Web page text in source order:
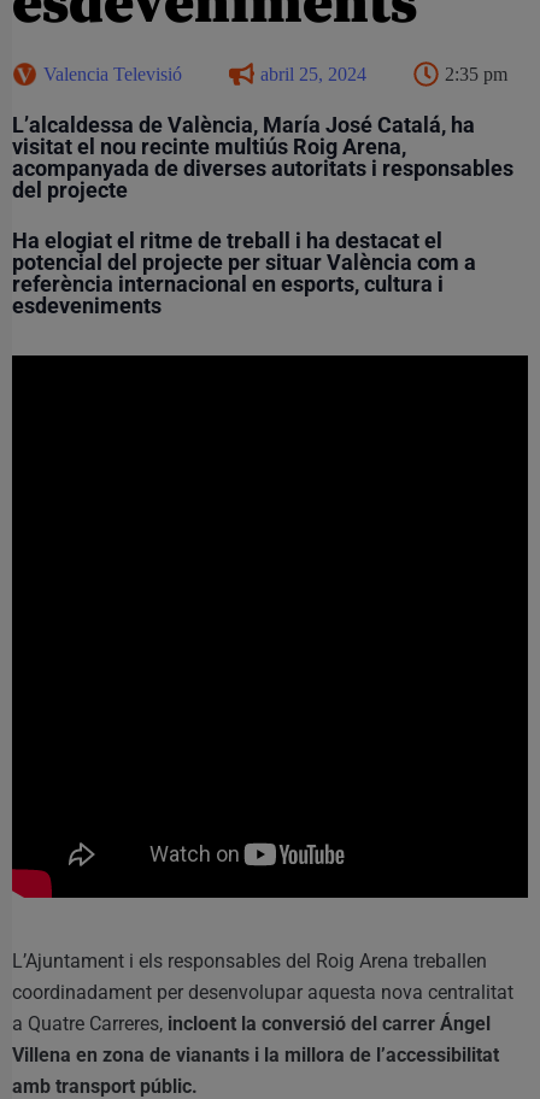
Valencia Televisió abril 25, 2024 2:35 pm
L’alcaldessa de València, María José Catalá, ha
visitat el nou recinte multiús Roig Arena,
acompanyada de diverses autoritats i responsables
del projecte
Ha elogiat el ritme de treball i ha destacat el
potencial del projecte per situar València com a
referència internacional en esports, cultura i
esdeveniments
L’Ajuntament i els responsables del Roig Arena treballen
coordinadament per desenvolupar aquesta nova centralitat
a Quatre Carreres, incloent la conversió del carrer Ángel
Villena en zona de vianants i la millora de l’accessibilitat
amb transport públic.